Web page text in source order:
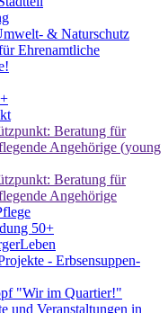
& Naturschutz
Ehrenamtliche
Beratung für
Angehörige (young
Beratung für
Angehörige
50+
- Erbsensuppen-
"Wir im Quartier!"
und Veranstaltungen in